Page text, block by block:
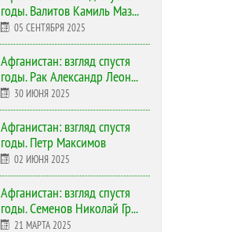
годы. Валитов Камиль Маз...
05 СЕНТЯБРЯ 2025
Афганистан: взгляд спустя
годы. Рак Александр Леон...
30 ИЮНЯ 2025
Афганистан: взгляд спустя
годы. Петр Максимов
02 ИЮНЯ 2025
Афганистан: взгляд спустя
годы. Семенов Николай Гр...
21 МАРТА 2025